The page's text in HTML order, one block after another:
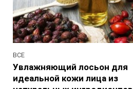
ВСЕ
Увлажняющий лосьон для
идеальной кожи лица из